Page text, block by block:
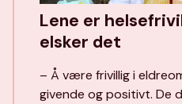
Lene er
elsker det
– Å være frivillig i
givende og positivt. De